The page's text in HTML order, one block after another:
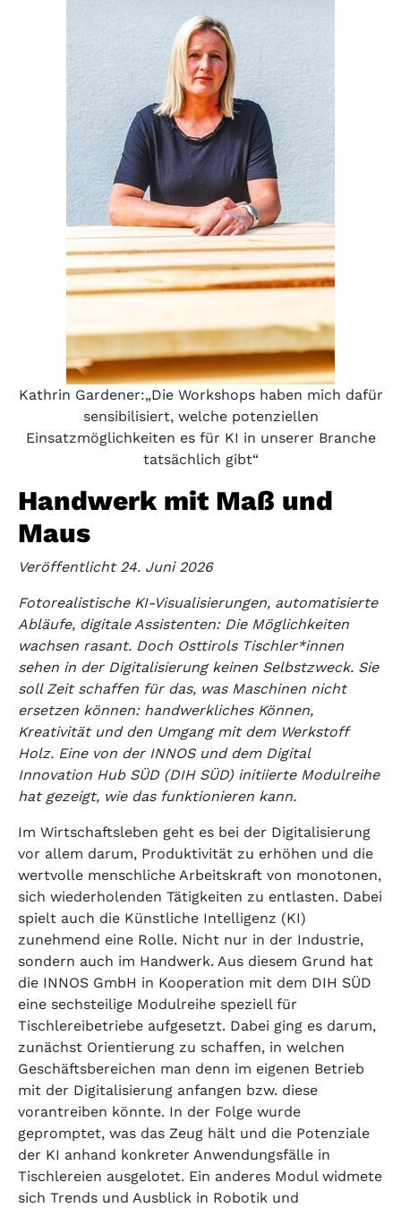
Kathrin Gardener:„Die Workshops haben mich dafür
sensibilisiert, welche potenziellen
Einsatzmöglichkeiten es für KI in unserer Branche
tatsächlich gibt“
Handwerk mit Maß und
Maus
Veröffentlicht 24. Juni 2026
Fotorealistische KI-Visualisierungen, automatisierte
Abläufe, digitale Assistenten: Die Möglichkeiten
wachsen rasant. Doch Osttirols Tischler*innen
sehen in der Digitalisierung keinen Selbstzweck. Sie
soll Zeit schaffen für das, was Maschinen nicht
ersetzen können: handwerkliches Können,
Kreativität und den Umgang mit dem Werkstoff
Holz. Eine von der INNOS und dem Digital
Innovation Hub SÜD (DIH SÜD) initiierte Modulreihe
hat gezeigt, wie das funktionieren kann.
Im Wirtschaftsleben geht es bei der Digitalisierung
vor allem darum, Produktivität zu erhöhen und die
wertvolle menschliche Arbeitskraft von monotonen,
sich wiederholenden Tätigkeiten zu entlasten. Dabei
spielt auch die Künstliche Intelligenz (KI)
zunehmend eine Rolle. Nicht nur in der Industrie,
sondern auch im Handwerk. Aus diesem Grund hat
die INNOS GmbH in Kooperation mit dem DIH SÜD
eine sechsteilige Modulreihe speziell für
Tischlereibetriebe aufgesetzt. Dabei ging es darum,
zunächst Orientierung zu schaffen, in welchen
Geschäftsbereichen man denn im eigenen Betrieb
mit der Digitalisierung anfangen bzw. diese
vorantreiben könnte. In der Folge wurde
gepromptet, was das Zeug hält und die Potenziale
der KI anhand konkreter Anwendungsfälle in
Tischlereien ausgelotet. Ein anderes Modul widmete
sich Trends und Ausblick in Robotik und